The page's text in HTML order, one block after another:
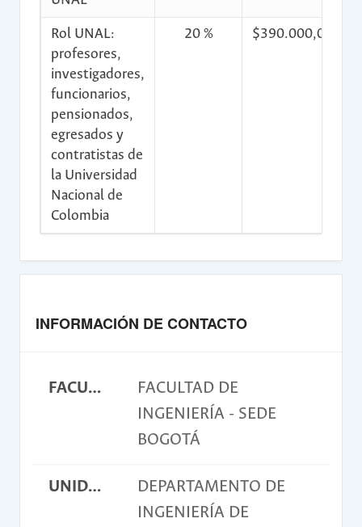
Rol UNAL:
profesores,
investigadores,
funcionarios,
pensionados,
egresados y
contratistas de
la Universidad
Nacional de
Colombia
20 % $390.000,00
INFORMACIÓN DE CONTACTO
FACULTAD
FACULTAD DE
INGENIERÍA - SEDE
BOGOTÁ
UNIDAD ACADÉMICA BÁSICA
DEPARTAMENTO DE
INGENIERÍA DE